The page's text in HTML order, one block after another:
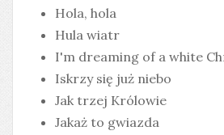
Hola, hola
Hula wiatr
I'm dreaming of a white
Iskrzy się już niebo
Jak trzej Królowie
Jakaż to gwiazda